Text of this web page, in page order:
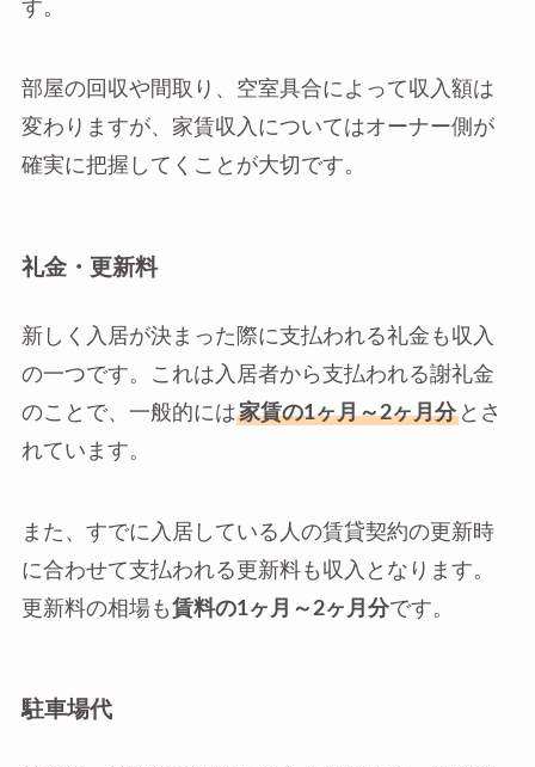
す。
部屋の回収や間取り、空室具合によって収入額は
変わりますが、家賃収入についてはオーナー側が
確実に把握してくことが大切です。
礼金・更新料
新しく入居が決まった際に支払われる礼金も収入
の一つです。これは入居者から支払われる謝礼金
のことで、一般的には家賃の1ヶ月～2ヶ月分とさ
れています。
また、すでに入居している人の賃貸契約の更新時
に合わせて支払われる更新料も収入となります。
更新料の相場も賃料の1ヶ月～2ヶ月分です。
駐車場代